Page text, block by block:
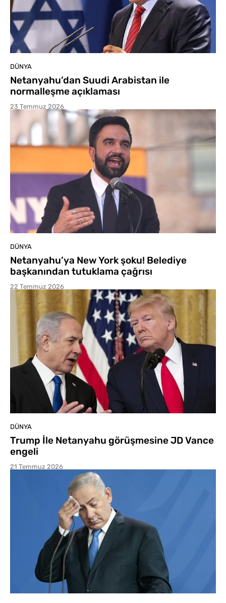
DÜNYA
Netanyahu’dan Suudi Arabistan ile
normalleşme açıklaması
23 Temmuz 2026
DÜNYA
Netanyahu’ya New York şoku! Belediye
başkanından tutuklama çağrısı
22 Temmuz 2026
DÜNYA
Trump İle Netanyahu görüşmesine JD Vance
engeli
21 Temmuz 2026